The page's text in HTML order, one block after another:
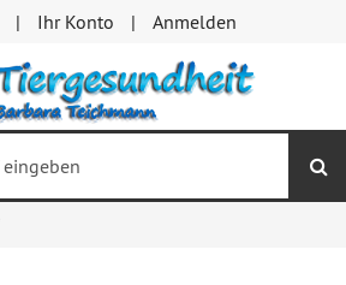
Ihr Konto Anmelden